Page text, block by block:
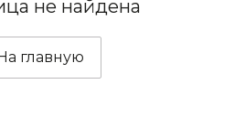
не найдена
На главную